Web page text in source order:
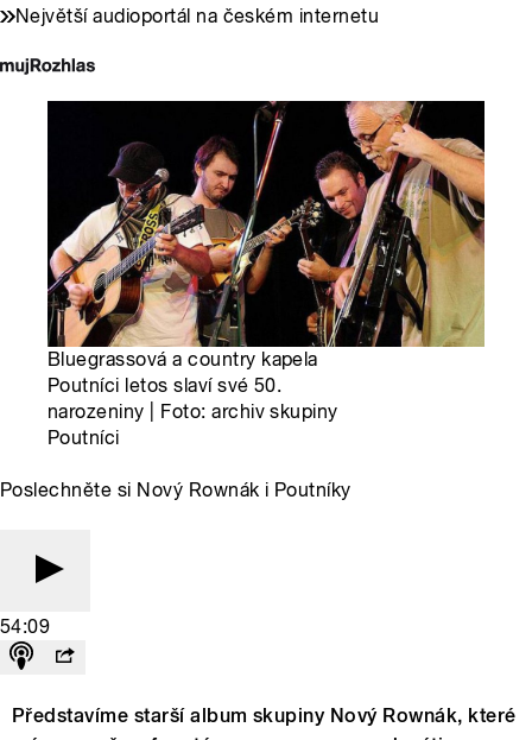
Největší audioportál na českém internetu
Bluegrassová a country kapela
Poutníci letos slaví své 50.
narozeniny | Foto: archiv skupiny
Poutníci
Poslechněte si Nový Rownák i Poutníky
54:09
Představíme starší album skupiny Nový Rownák, které